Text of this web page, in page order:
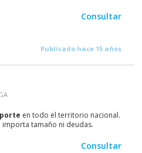
Consultar
Publicado hace 15 años
en todo el territorio nacional.
tamaño ni deudas.
Consultar